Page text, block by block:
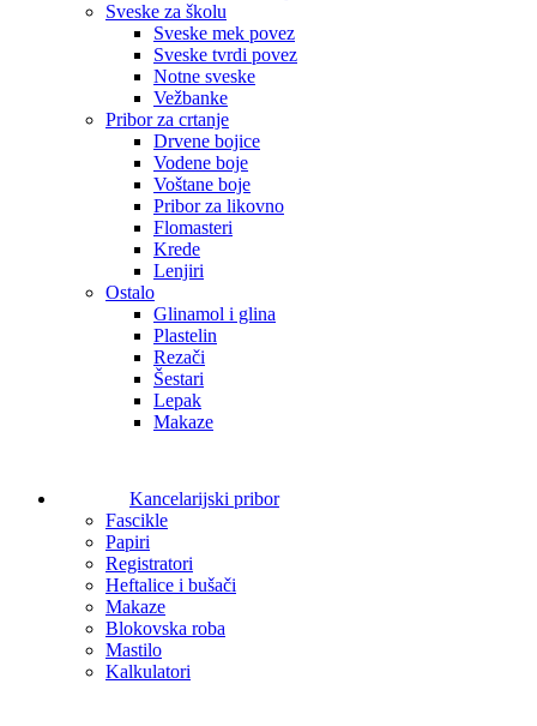
Sveske za školu
Sveske mek povez
Sveske tvrdi povez
Notne sveske
Vežbanke
Pribor za crtanje
Drvene bojice
Vodene boje
Voštane boje
Pribor za likovno
Flomasteri
Krede
Lenjiri
Ostalo
Glinamol i glina
Plastelin
Rezači
Šestari
Lepak
Makaze
Kancelarijski pribor
Fascikle
Papiri
Registratori
Heftalice i bušači
Makaze
Blokovska roba
Mastilo
Kalkulatori